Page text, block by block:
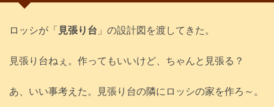
ロッシが「 見張り台 」の設計図を渡してきた。
見張り台ねぇ。作ってもいいけど、ちゃんと見張る？
あ、いい事考えた。見張り台の隣にロッシの家を作ろ～。